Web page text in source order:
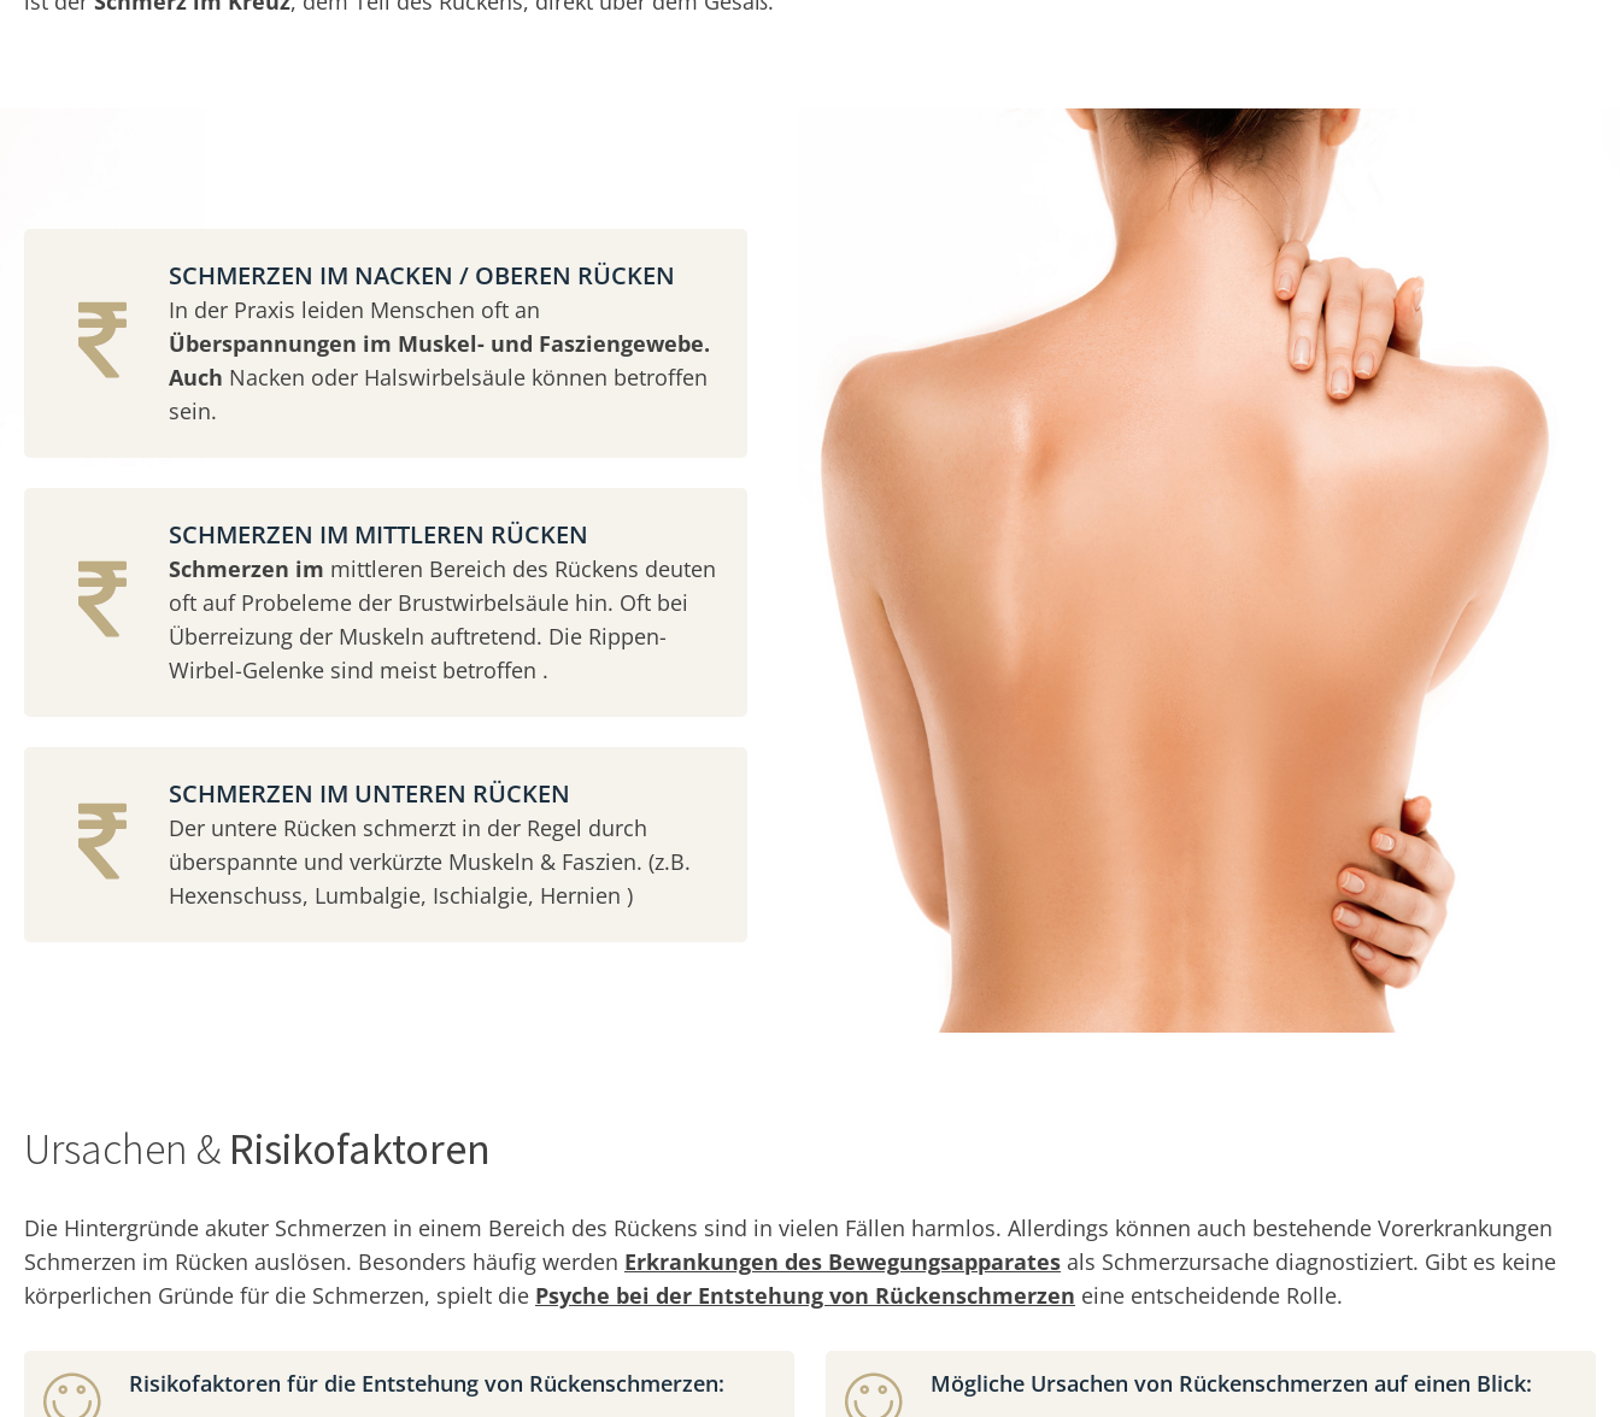
SCHMERZEN IM NACKEN / OBEREN RÜCKEN
In der Praxis leiden Menschen oft an
Überspannungen im Muskel- und Fasziengewebe.
Auch Nacken oder Halswirbelsäule können betroffen
sein.
SCHMERZEN IM MITTLEREN RÜCKEN
Schmerzen im mittleren Bereich des Rückens deuten
oft auf Probeleme der Brustwirbelsäule hin. Oft bei
Überreizung der Muskeln auftretend. Die Rippen-
Wirbel-Gelenke sind meist betroffen .
SCHMERZEN IM UNTEREN RÜCKEN
Der untere Rücken schmerzt in der Regel durch
überspannte und verkürzte Muskeln & Faszien. (z.B.
Hexenschuss, Lumbalgie, Ischialgie, Hernien )
Ursachen & Risikofaktoren
Die Hintergründe akuter Schmerzen in einem Bereich des Rückens sind in vielen Fällen harmlos. Allerdings können auch bestehende Vorerkrankungen
Schmerzen im Rücken auslösen. Besonders häufig werden Erkrankungen des Bewegungsapparates als Schmerzursache diagnostiziert. Gibt es keine
körperlichen Gründe für die Schmerzen, spielt die Psyche bei der Entstehung von Rückenschmerzen eine entscheidende Rolle.
Risikofaktoren für die Entstehung von Rückenschmerzen: Mögliche Ursachen von Rückenschmerzen auf einen Blick: